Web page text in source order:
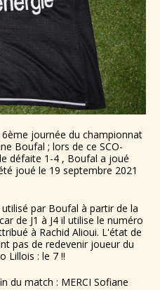
journée du championnat
Boufal ; lors de ce SCO-
défaite 1-4 , Boufal a joué
joué le 19 septembre 2021
par Boufal à partir de la
de J1 à J4 il utilise le numéro
à Rachid Alioui. L'état de
pas de redevenir joueur du
Lillois : le 7 !!
du match : MERCI Sofiane